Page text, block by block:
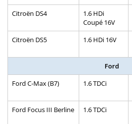
Citroën DS4
1.6 HDi
Coupé 16V
Citroën DS5
1.6 HDi 16V
Ford
Ford C-Max (B7)
1.6 TDCi
Ford Focus III Berline
1.6 TDCi